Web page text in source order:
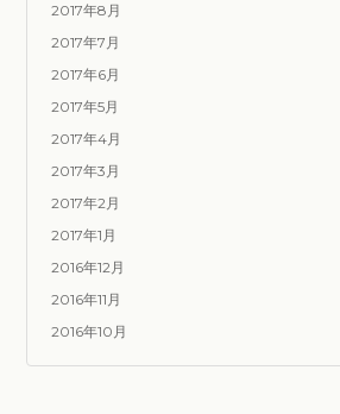
2017年8月
2017年7月
2017年6月
2017年5月
2017年4月
2017年3月
2017年2月
2017年1月
2016年12月
2016年11月
2016年10月